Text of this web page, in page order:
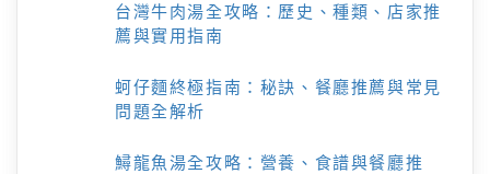
台灣牛肉湯全攻略：歷史、種類、店家推
薦與實用指南
蚵仔麵終極指南：秘訣、餐廳推薦與常見
問題全解析
鱘龍魚湯全攻略：營養、食譜與餐廳推